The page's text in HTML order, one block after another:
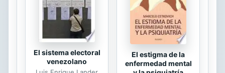
El sistema electoral
venezolano
El estigma de la
enfermedad mental